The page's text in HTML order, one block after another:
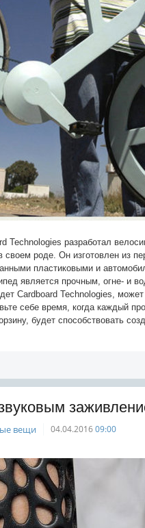
Technologies разработал
роде. Он изготовлен из
пластиковыми и
является прочным, огне- и
Cardboard Technologies,
себе время, когда каждый
будет способствовать
вещи 04.04.201609:00